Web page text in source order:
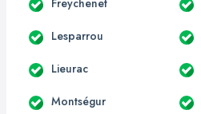
Lesparrou
Lieurac
Montségur